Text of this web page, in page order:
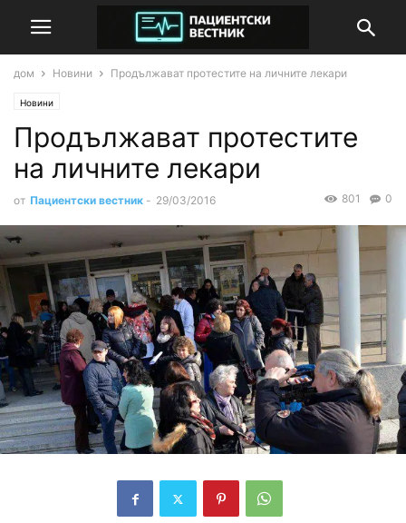
дом Новини Продължават протестите на личните лекари
Новини
Продължават протестите
на личните лекари
от Пациентски вестник - 29/03/2016 0
801